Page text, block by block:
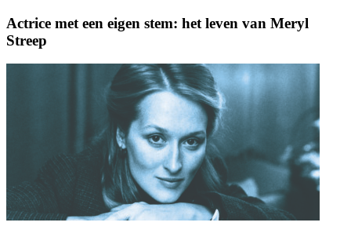
Actrice met een eigen stem: het leven van Meryl
Streep